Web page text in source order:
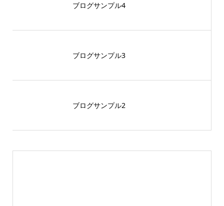
ブログサンプル4
ブログサンプル3
ブログサンプル2